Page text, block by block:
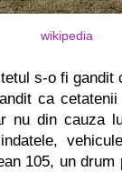
wikipedia
s-o fi gandit
ca
nu din cauza
105, un